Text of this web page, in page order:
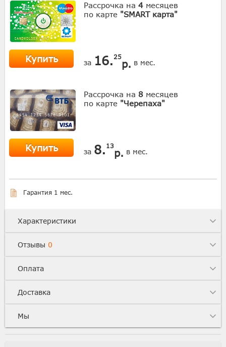
Рассрочка на 4 месяцев
по карте "SMART карта"
Купить за 16. 25
р. в мес.
Рассрочка на 8 месяцев
по карте "Черепаха"
Купить за 8. 13
р. в мес.
Гарантия 1 мес.
Характеристики
Отзывы 0
Оплата
Доставка
Мы